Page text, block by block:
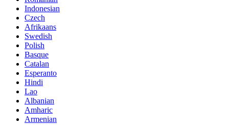
Indonesian
Czech
Afrikaans
Swedish
Polish
Basque
Catalan
Esperanto
Hindi
Lao
Albanian
Amharic
Armenian